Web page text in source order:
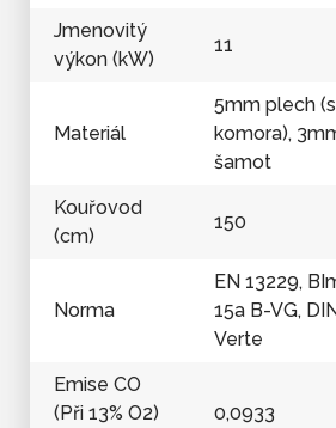
Jmenovitý
výkon (kW)
11
Materiál
5mm plech
komora),
šamot
Kouřovod
(cm)
150
Norma
EN 13229,
15a B-VG,
Verte
Emise CO
(Při 13% O2)
0,0933